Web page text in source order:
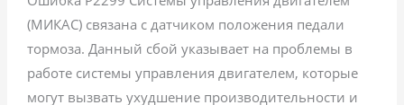
(МИКАС) связана с датчиком положения педали
тормоза. Данный сбой указывает на проблемы в
работе системы управления двигателем, которые
могут вызвать ухудшение производительности и